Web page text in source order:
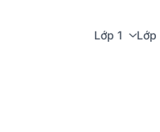
Lớp 1 Lớp